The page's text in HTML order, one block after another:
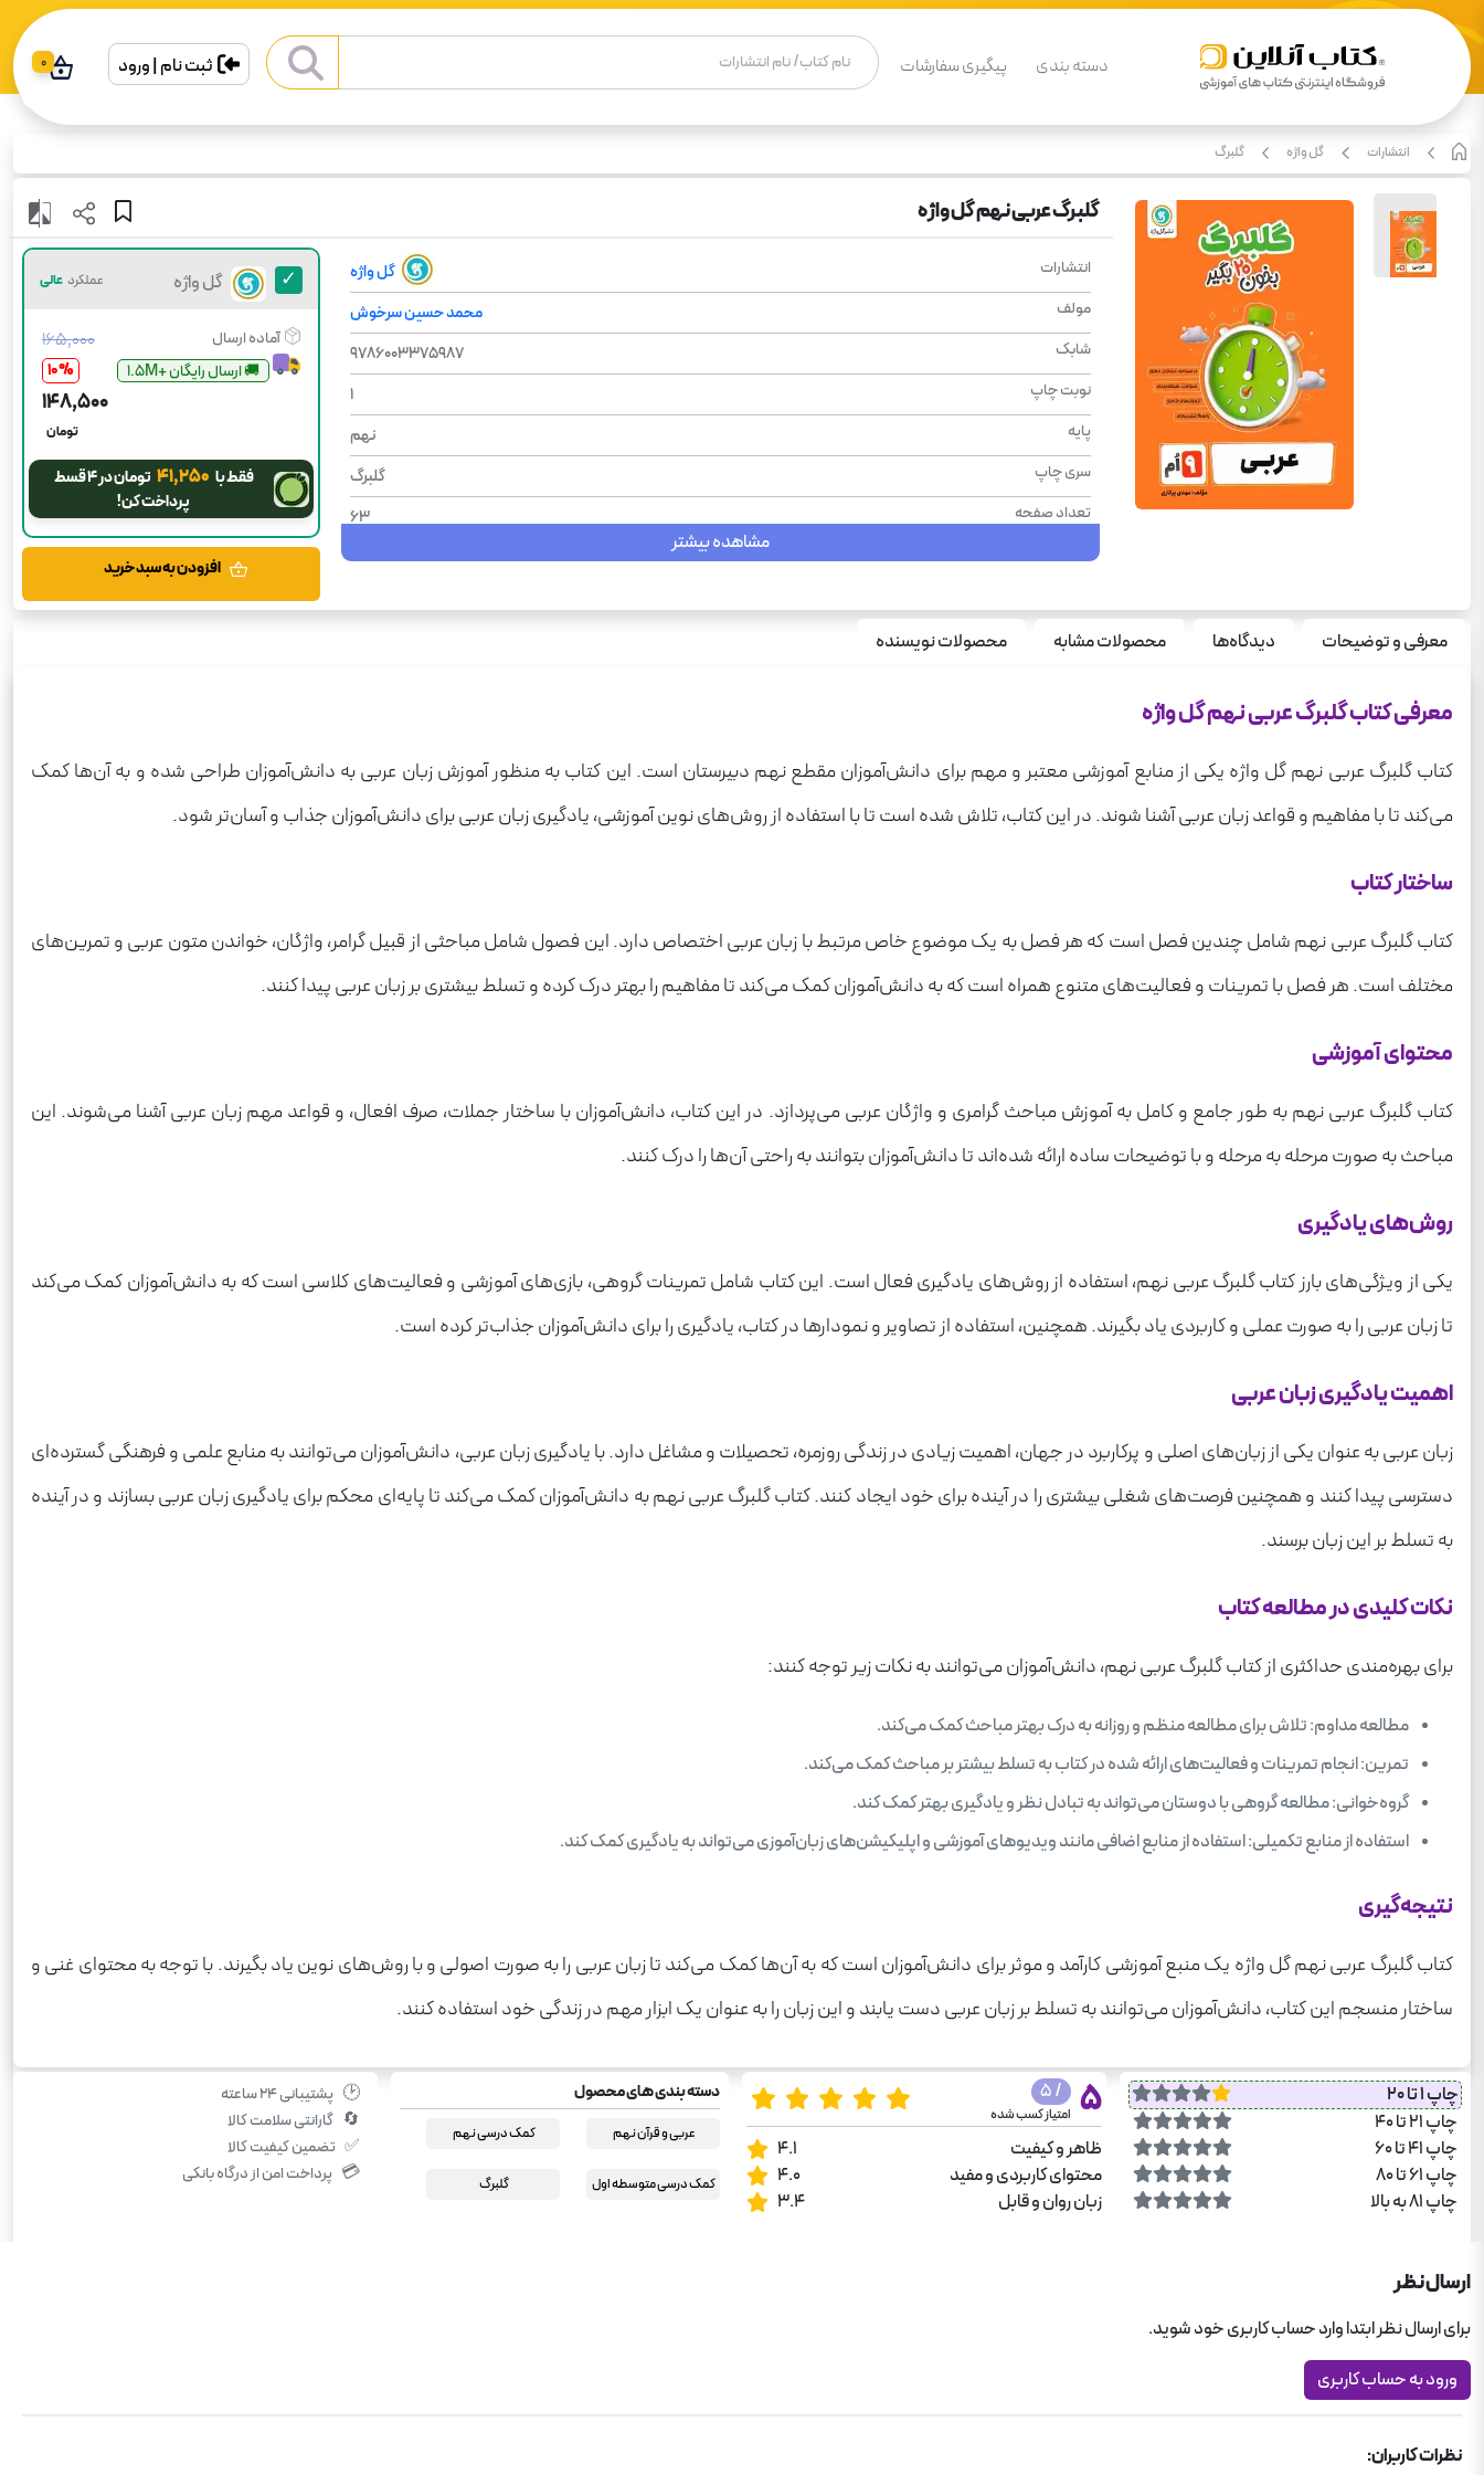
دسته بندی پیگیری سفارشات ثبت نام | ورود 0
انتشارات گل واژه گلبرگ
گلبرگ عربی نهم گل واژه
انتشارات
گل واژه
مولف
محمد حسین سرخوش
شابک
9786003375987
نوبت چاپ
1
پایه
نهم
سری چاپ
گلبرگ
تعداد صفحه
63
1404
سری
مشاهده بیشتر
گل واژه عملکرد عالی
آماده ارسال
😍آخرین چاپ
۱۶۵٬۰۰۰
10%
۱۴۸٬۵۰۰
تومان
فقط با ۴۱٬۲۵۰
تومان در ۴ قسط
پرداخت کن!
افزودن به سبد خرید
معرفی و توضیحات دیدگاه‌ها محصولات مشابه محصولات نویسنده
معرفی کتاب گلبرگ عربی نهم گل واژه
کتاب گلبرگ عربی نهم گل واژه یکی از منابع آموزشی معتبر و مهم برای دانش‌آموزان مقطع نهم دبیرستان است. این کتاب به منظور آموزش زبان عربی به دانش‌آموزان طراحی شده و به آن‌ها کمک
می‌کند تا با مفاهیم و قواعد زبان عربی آشنا شوند. در این کتاب، تلاش شده است تا با استفاده از روش‌های نوین آموزشی، یادگیری زبان عربی برای دانش‌آموزان جذاب و آسان‌تر شود.
ساختار کتاب
کتاب گلبرگ عربی نهم شامل چندین فصل است که هر فصل به یک موضوع خاص مرتبط با زبان عربی اختصاص دارد. این فصول شامل مباحثی از قبیل گرامر، واژگان، خواندن متون عربی و تمرین‌های
مختلف است. هر فصل با تمرینات و فعالیت‌های متنوع همراه است که به دانش‌آموزان کمک می‌کند تا مفاهیم را بهتر درک کرده و تسلط بیشتری بر زبان عربی پیدا کنند.
محتوای آموزشی
کتاب گلبرگ عربی نهم به طور جامع و کامل به آموزش مباحث گرامری و واژگان عربی می‌پردازد. در این کتاب، دانش‌آموزان با ساختار جملات، صرف افعال، و قواعد مهم زبان عربی آشنا می‌شوند. این
مباحث به صورت مرحله به مرحله و با توضیحات ساده ارائه شده‌اند تا دانش‌آموزان بتوانند به راحتی آن‌ها را درک کنند.
روش‌های یادگیری
یکی از ویژگی‌های بارز کتاب گلبرگ عربی نهم، استفاده از روش‌های یادگیری فعال است. این کتاب شامل تمرینات گروهی، بازی‌های آموزشی و فعالیت‌های کلاسی است که به دانش‌آموزان کمک می‌کند
تا زبان عربی را به صورت عملی و کاربردی یاد بگیرند. همچنین، استفاده از تصاویر و نمودارها در کتاب، یادگیری را برای دانش‌آموزان جذاب‌تر کرده است.
اهمیت یادگیری زبان عربی
زبان عربی به عنوان یکی از زبان‌های اصلی و پرکاربرد در جهان، اهمیت زیادی در زندگی روزمره، تحصیلات و مشاغل دارد. با یادگیری زبان عربی، دانش‌آموزان می‌توانند به منابع علمی و فرهنگی گسترده‌ای
دسترسی پیدا کنند و همچنین فرصت‌های شغلی بیشتری را در آینده برای خود ایجاد کنند. کتاب گلبرگ عربی نهم به دانش‌آموزان کمک می‌کند تا پایه‌ای محکم برای یادگیری زبان عربی بسازند و در آینده
به تسلط بر این زبان برسند.
نکات کلیدی در مطالعه کتاب
برای بهره‌مندی حداکثری از کتاب گلبرگ عربی نهم، دانش‌آموزان می‌توانند به نکات زیر توجه کنند:
مطالعه مداوم: تلاش برای مطالعه منظم و روزانه به درک بهتر مباحث کمک می‌کند.
تمرین: انجام تمرینات و فعالیت‌های ارائه شده در کتاب به تسلط بیشتر بر مباحث کمک می‌کند.
گروه‌خوانی: مطالعه گروهی با دوستان می‌تواند به تبادل نظر و یادگیری بهتر کمک کند.
استفاده از منابع تکمیلی: استفاده از منابع اضافی مانند ویدیوهای آموزشی و اپلیکیشن‌های زبان‌آموزی می‌تواند به یادگیری کمک کند.
نتیجه‌گیری
کتاب گلبرگ عربی نهم گل واژه یک منبع آموزشی کارآمد و موثر برای دانش‌آموزان است که به آن‌ها کمک می‌کند تا زبان عربی را به صورت اصولی و با روش‌های نوین یاد بگیرند. با توجه به محتوای غنی و
ساختار منسجم این کتاب، دانش‌آموزان می‌توانند به تسلط بر زبان عربی دست یابند و این زبان را به عنوان یک ابزار مهم در زندگی خود استفاده کنند.
چاپ 1 تا 20
چاپ 21 تا 40
چاپ 41 تا 60
چاپ 61 تا 80
چاپ 81 به بالا
5
/ 5
امتیاز کسب شده
ظاهر و کیفیت
4.1
محتوای کاربردی و مفید
4.0
زبان روان و قابل
3.4
دسته بندی های محصول
عربی و قرآن نهم کمک درسی نهم
کمک درسی متوسطه اول گلبرگ
🕑 پشتیبانی ۲۴ ساعته
🔄 گارانتی سلامت کالا
✅ تضمین کیفیت کالا
💳 پرداخت امن از درگاه بانکی
ارسال نظر
برای ارسال نظر ابتدا وارد حساب کاربری خود شوید.
ورود به حساب کاربری
نظرات کاربران: